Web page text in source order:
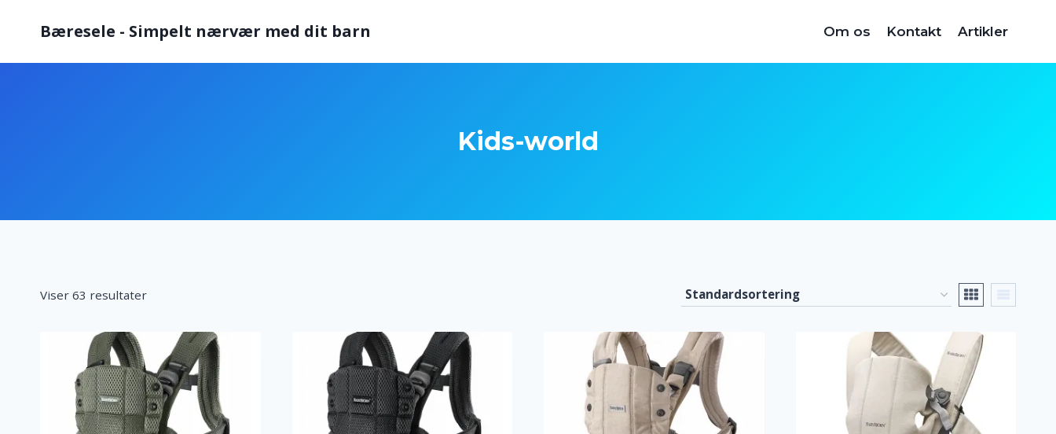
Bæresele - Simpelt nærvær med dit barn Om os Kontakt Artikler
Kids-world
Viser 63 resultater